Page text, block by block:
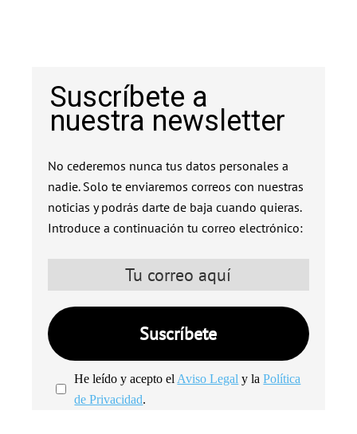
Suscríbete a
nuestra newsletter
No cederemos nunca tus datos personales a
nadie. Solo te enviaremos correos con nuestras
noticias y podrás darte de baja cuando quieras.
Introduce a continuación tu correo electrónico:
He leído y acepto el Aviso Legal y laPolítica
de Privacidad.